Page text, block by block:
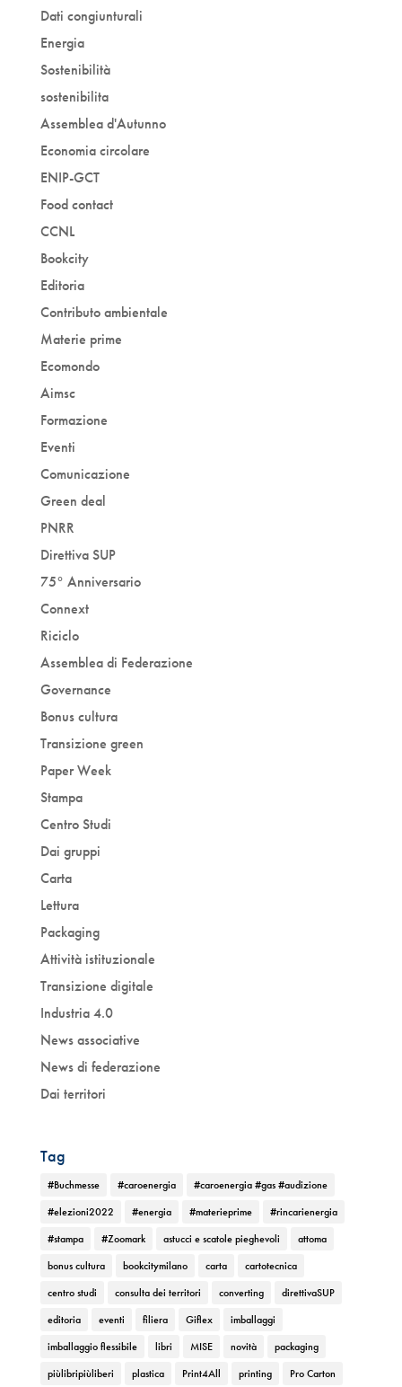
Dati congiunturali
Energia
Sostenibilità
sostenibilita
Assemblea d'Autunno
Economia circolare
ENIP-GCT
Food contact
CCNL
Bookcity
Editoria
Contributo ambientale
Materie prime
Ecomondo
Aimsc
Formazione
Eventi
Comunicazione
Green deal
PNRR
Direttiva SUP
75° Anniversario
Connext
Riciclo
Assemblea di Federazione
Governance
Bonus cultura
Transizione green
Paper Week
Stampa
Centro Studi
Dai gruppi
Carta
Lettura
Packaging
Attività istituzionale
Transizione digitale
Industria 4.0
News associative
News di federazione
Dai territori
Tag
#Buchmesse #caroenergia
#caroenergia #gas #audizione
#elezioni2022
#energia #materieprime
#rincarienergia
#stampa
#Zoomark astucci e scatole pieghevoli
attoma
bonus cultura
bookcitymilano carta
cartotecnica
centro studi
consulta dei territori converting
direttivaSUP
editoria
eventi filiera Giflex
imballaggi
imballaggio flessibile
libri MISE novità
packaging
piùlibripiùliberi
plastica Print4All printing
Pro Carton